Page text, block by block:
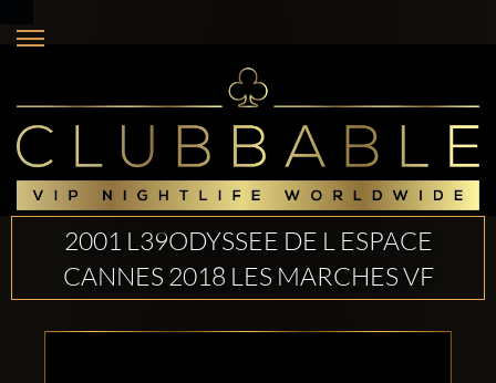
2001 L39ODYSSEE DE L ESPACE
CANNES 2018 LES MARCHES VF